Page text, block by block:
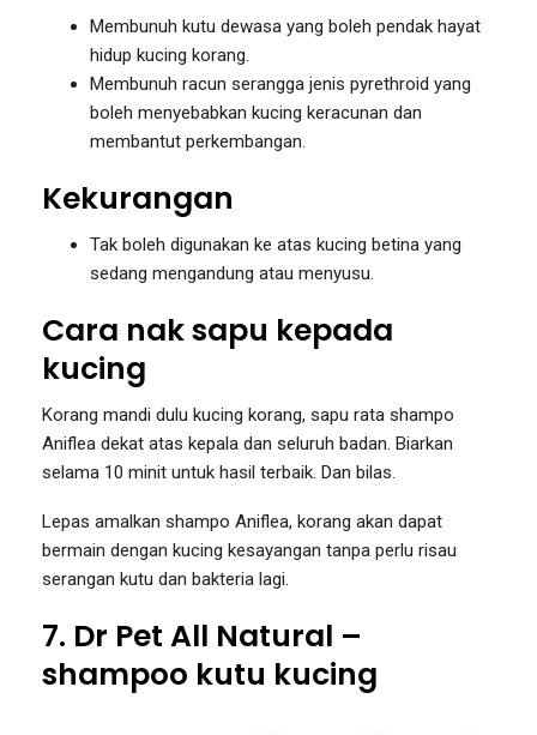
Membunuh kutu dewasa yang boleh pendak hayat
hidup kucing korang.
Membunuh racun serangga jenis pyrethroid yang
boleh menyebabkan kucing keracunan dan
membantut perkembangan.
Kekurangan
Tak boleh digunakan ke atas kucing betina yang
sedang mengandung atau menyusu.
Cara nak sapu kepada
kucing
Korang mandi dulu kucing korang, sapu rata shampo
Aniflea dekat atas kepala dan seluruh badan. Biarkan
selama 10 minit untuk hasil terbaik. Dan bilas.
Lepas amalkan shampo Aniflea, korang akan dapat
bermain dengan kucing kesayangan tanpa perlu risau
serangan kutu dan bakteria lagi.
7. Dr Pet All Natural –
shampoo kutu kucing